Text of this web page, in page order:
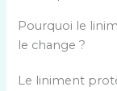
Pourquoi le
le change ?
Le liniment